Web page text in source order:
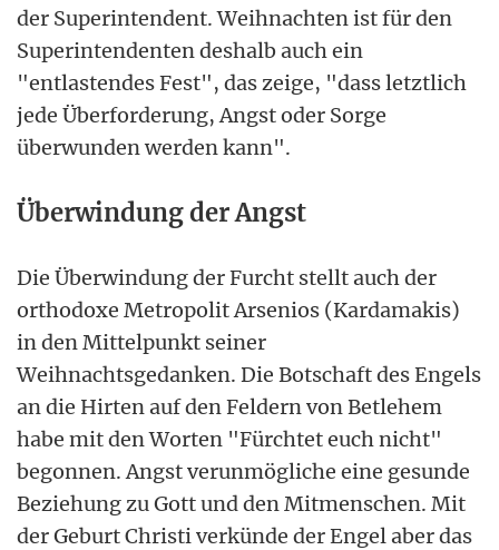
der Superintendent. Weihnachten ist für den
Superintendenten deshalb auch ein
"entlastendes Fest", das zeige, "dass letztlich
jede Überforderung, Angst oder Sorge
überwunden werden kann".
Überwindung der Angst
Die Überwindung der Furcht stellt auch der
orthodoxe Metropolit Arsenios (Kardamakis)
in den Mittelpunkt seiner
Weihnachtsgedanken. Die Botschaft des Engels
an die Hirten auf den Feldern von Betlehem
habe mit den Worten "Fürchtet euch nicht"
begonnen. Angst verunmögliche eine gesunde
Beziehung zu Gott und den Mitmenschen. Mit
der Geburt Christi verkünde der Engel aber das